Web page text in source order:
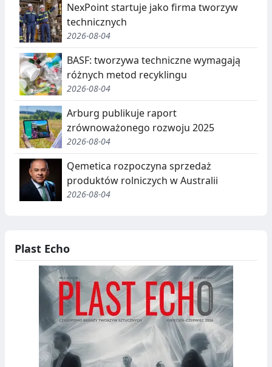
NexPoint startuje jako firma tworzyw
technicznych
2026-08-04
BASF: tworzywa techniczne wymagają
różnych metod recyklingu
2026-08-04
Arburg publikuje raport
zrównoważonego rozwoju 2025
2026-08-04
Qemetica rozpoczyna sprzedaż
produktów rolniczych w Australii
2026-08-04
Plast Echo